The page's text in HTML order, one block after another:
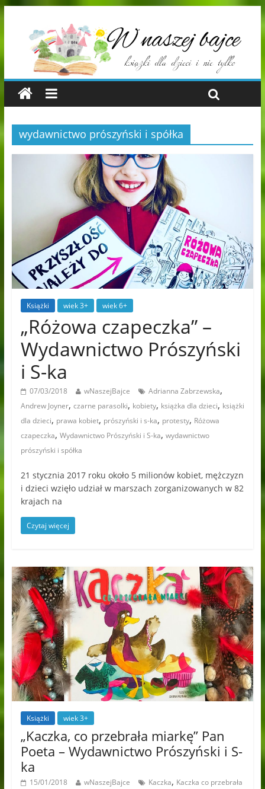
wydawnictwo prószyński i spółka
Książki wiek 3+ wiek 6+
„Różowa czapeczka” –
Wydawnictwo Prószyński
i S-ka
07/03/2018 wNaszejBajce Adrianna Zabrzewska,
Andrew Joyner, czarne parasolki, kobiety, książka dla dzieci, książki
dla dzieci, prawa kobiet, prószyński i s-ka, protesty, Różowa
czapeczka, Wydawnictwo Prószyński i S-ka, wydawnictwo
prószyński i spółka
21 stycznia 2017 roku około 5 milionów kobiet, mężczyzn
i dzieci wzięło udział w marszach zorganizowanych w 82
krajach na
Czytaj więcej
Książki wiek 3+
„Kaczka, co przebrała miarkę” Pan
Poeta – Wydawnictwo Prószyński i S-
ka
15/01/2018 wNaszejBajce Kaczka, Kaczka co przebrała